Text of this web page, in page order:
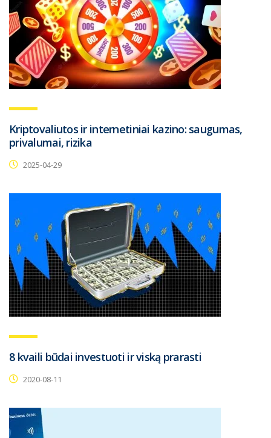
Kriptovaliutos ir internetiniai kazino: saugumas,
privalumai, rizika
2025-04-29
8 kvaili būdai investuoti ir viską prarasti
2020-08-11